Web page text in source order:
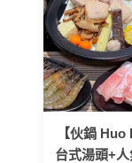
【伙鍋
台式湯頭+